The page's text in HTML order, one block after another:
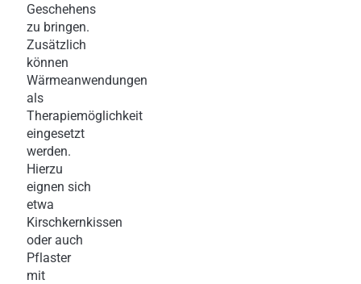
Geschehens
zu bringen.
Zusätzlich
können
Wärmeanwendungen
als
Therapiemöglichkeit
eingesetzt
werden.
Hierzu
eignen sich
etwa
Kirschkernkissen
oder auch
Pflaster
mit